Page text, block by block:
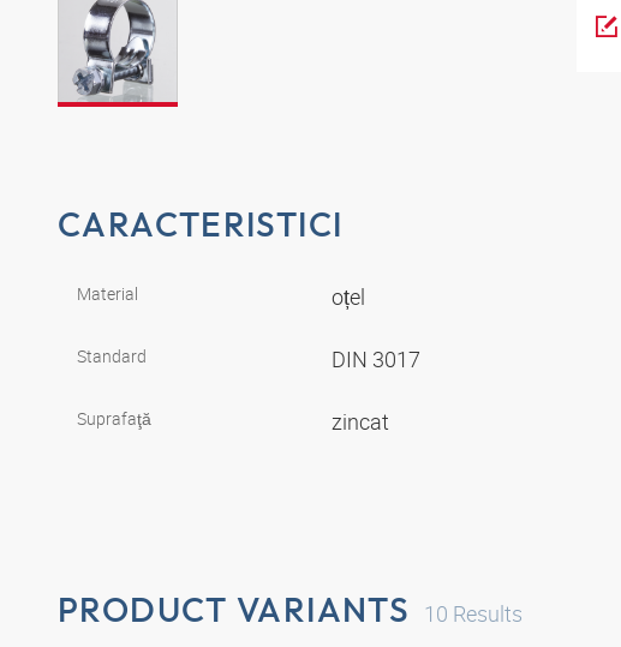
CARACTERISTICI
Material oțel
Standard DIN 3017
Suprafaţă zincat
PRODUCT VARIANTS 10 Results